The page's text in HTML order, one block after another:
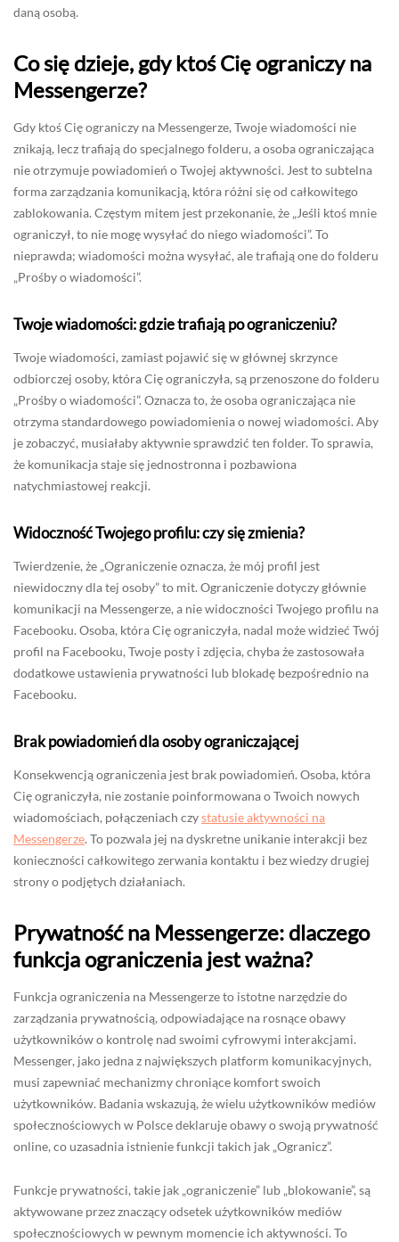
daną osobą.
Co się dzieje, gdy ktoś Cię ograniczy na
Messengerze?
Gdy ktoś Cię ograniczy na Messengerze, Twoje wiadomości nie
znikają, lecz trafiają do specjalnego folderu, a osoba ograniczająca
nie otrzymuje powiadomień o Twojej aktywności. Jest to subtelna
forma zarządzania komunikacją, która różni się od całkowitego
zablokowania. Częstym mitem jest przekonanie, że „Jeśli ktoś mnie
ograniczył, to nie mogę wysyłać do niego wiadomości”. To
nieprawda; wiadomości można wysyłać, ale trafiają one do folderu
„Prośby o wiadomości”.
Twoje wiadomości: gdzie trafiają po ograniczeniu?
Twoje wiadomości, zamiast pojawić się w głównej skrzynce
odbiorczej osoby, która Cię ograniczyła, są przenoszone do folderu
„Prośby o wiadomości”. Oznacza to, że osoba ograniczająca nie
otrzyma standardowego powiadomienia o nowej wiadomości. Aby
je zobaczyć, musiałaby aktywnie sprawdzić ten folder. To sprawia,
że komunikacja staje się jednostronna i pozbawiona
natychmiastowej reakcji.
Widoczność Twojego profilu: czy się zmienia?
Twierdzenie, że „Ograniczenie oznacza, że mój profil jest
niewidoczny dla tej osoby” to mit. Ograniczenie dotyczy głównie
komunikacji na Messengerze, a nie widoczności Twojego profilu na
Facebooku. Osoba, która Cię ograniczyła, nadal może widzieć Twój
profil na Facebooku, Twoje posty i zdjęcia, chyba że zastosowała
dodatkowe ustawienia prywatności lub blokadę bezpośrednio na
Facebooku.
Brak powiadomień dla osoby ograniczającej
Konsekwencją ograniczenia jest brak powiadomień. Osoba, która
Cię ograniczyła, nie zostanie poinformowana o Twoich nowych
wiadomościach, połączeniach czystatusie aktywności na
Messengerze. To pozwala jej na dyskretne unikanie interakcji bez
konieczności całkowitego zerwania kontaktu i bez wiedzy drugiej
strony o podjętych działaniach.
Prywatność na Messengerze: dlaczego
funkcja ograniczenia jest ważna?
Funkcja ograniczenia na Messengerze to istotne narzędzie do
zarządzania prywatnością, odpowiadające na rosnące obawy
użytkowników o kontrolę nad swoimi cyfrowymi interakcjami.
Messenger, jako jedna z największych platform komunikacyjnych,
musi zapewniać mechanizmy chroniące komfort swoich
użytkowników. Badania wskazują, że wielu użytkowników mediów
społecznościowych w Polsce deklaruje obawy o swoją prywatność
online, co uzasadnia istnienie funkcji takich jak „Ogranicz”.
Funkcje prywatności, takie jak „ograniczenie” lub „blokowanie”, są
aktywowane przez znaczący odsetek użytkowników mediów
społecznościowych w pewnym momencie ich aktywności. To